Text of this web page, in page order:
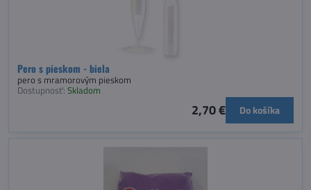
Pero s pieskom - biela
pero s mramorovým pieskom
Dostupnosť: Skladom
2,70 € Do košíka